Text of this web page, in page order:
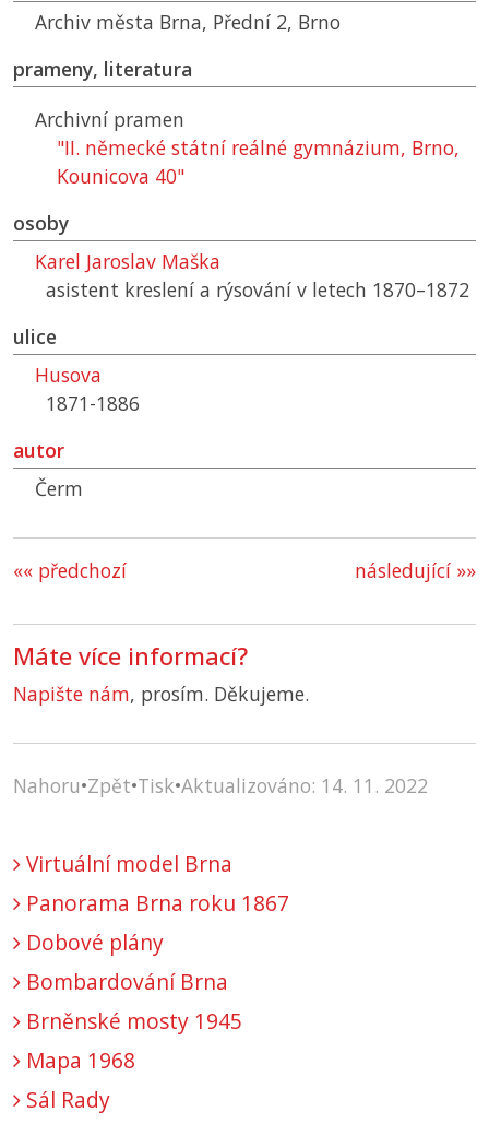
Archiv města Brna, Přední 2, Brno
prameny, literatura
Archivní pramen
"II. německé státní reálné gymnázium, Brno,
Kounicova 40"
osoby
Karel Jaroslav Maška
asistent kreslení a rýsování v letech 1870–1872
ulice
Husova
1871-1886
autor
Čerm
následující »»
«« předchozí
Máte více informací?
Napište nám, prosím. Děkujeme.
Nahoru•Zpět•Tisk•Aktualizováno: 14. 11. 2022
Virtuální model Brna
Panorama Brna roku 1867
Dobové plány
Bombardování Brna
Brněnské mosty 1945
Mapa 1968
Sál Rady